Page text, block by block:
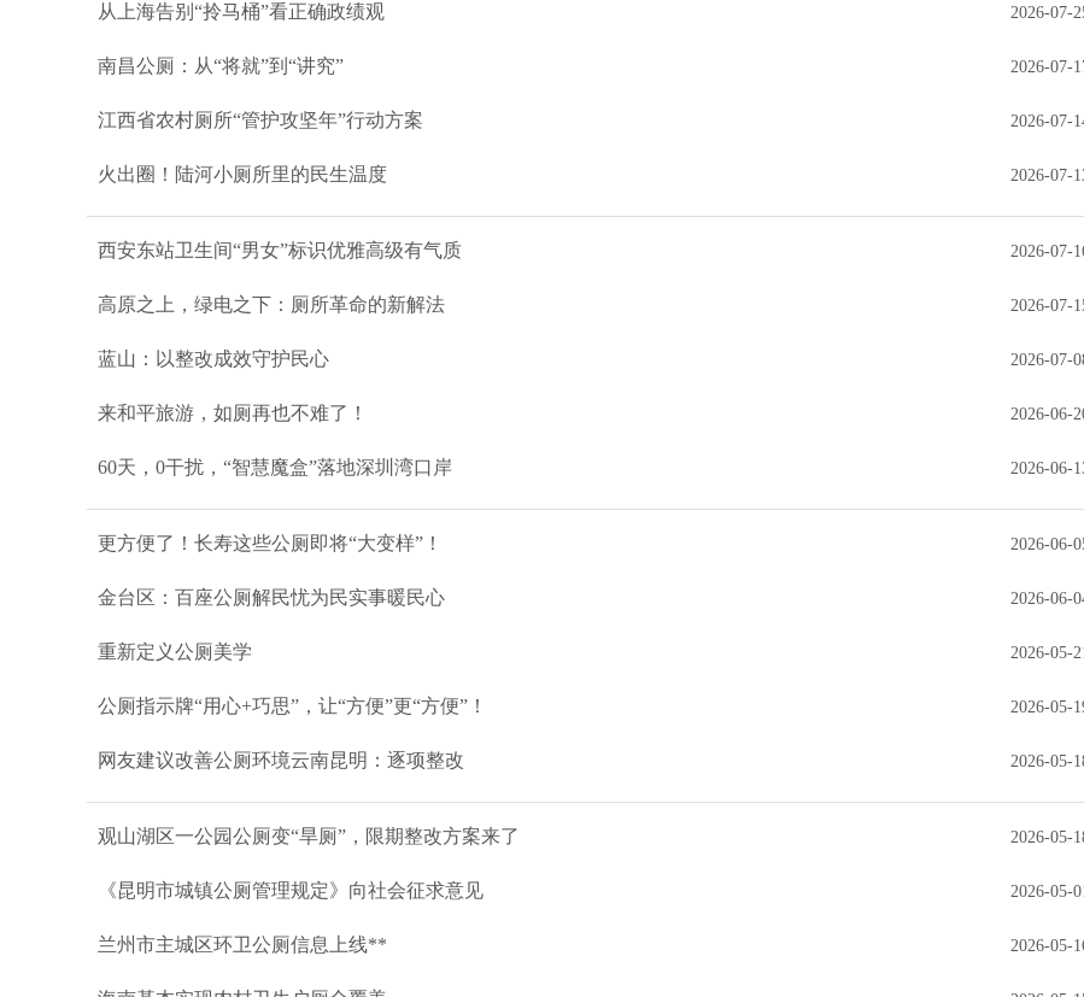
从上海告别“拎马桶”看正确政绩观 2026-07-
南昌公厕：从“将就”到“讲究” 2026-07-
江西省农村厕所“管护攻坚年”行动方案 2026-07-
火出圈！陆河小厕所里的民生温度 2026-07-
西安东站卫生间“男女”标识优雅高级有气质 2026-07-
高原之上，绿电之下：厕所革命的新解法 2026-07-
蓝山：以整改成效守护民心 2026-07-
来和平旅游，如厕再也不难了！ 2026-06-
60天，0干扰，“智慧魔盒”落地深圳湾口岸 2026-06-
更方便了！长寿这些公厕即将“大变样”！ 2026-06-
金台区：百座公厕解民忧为民实事暖民心 2026-06-
重新定义公厕美学 2026-05-
公厕指示牌“用心+巧思”，让“方便”更“方便”！ 2026-05-
网友建议改善公厕环境云南昆明：逐项整改 2026-05-
观山湖区一公园公厕变“旱厕”，限期整改方案来了 2026-05-
《昆明市城镇公厕管理规定》向社会征求意见 2026-05-
兰州市主城区环卫公厕信息上线​** 2026-05-